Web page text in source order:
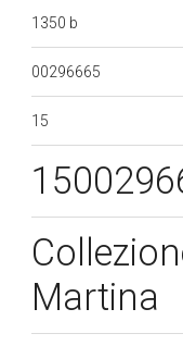
1350 b
00296665
15
Martina